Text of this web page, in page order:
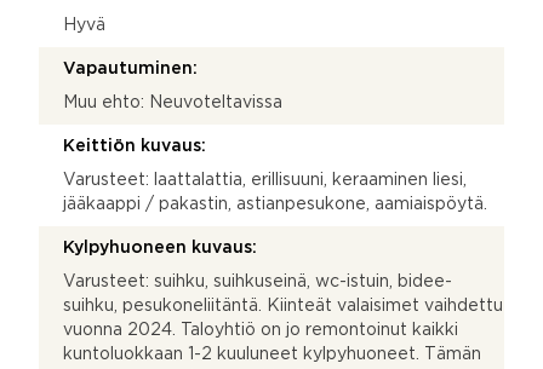
Hyvä
Vapautuminen:
Muu ehto: Neuvoteltavissa
Keittiön kuvaus:
Varusteet: laattalattia, erillisuuni, keraaminen liesi,
jääkaappi / pakastin, astianpesukone, aamiaispöytä.
Kylpyhuoneen kuvaus:
Varusteet: suihku, suihkuseinä, wc-istuin, bidee-
suihku, pesukoneliitäntä. Kiinteät valaisimet vaihdettu
vuonna 2024. Taloyhtiö on jo remontoinut kaikki
kuntoluokkaan 1-2 kuuluneet kylpyhuoneet. Tämän